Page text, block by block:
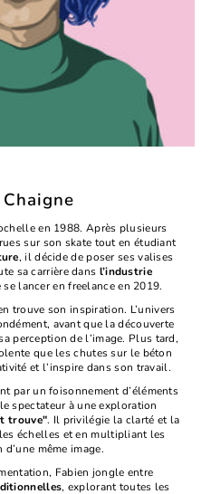
en 1988. Après plusieurs
sur son skate tout en étudiant
, il décide de poser ses valises
sa carrière dans l’industrie
se lancer en freelance en 2019.
trouve son inspiration. L’univers
avant que la découverte
perception de l’image. Plus tard,
que les chutes sur le béton
et l’inspire dans son travail.
par un foisonnement d’éléments
spectateur à une exploration
trouve". Il privilégie la clarté et la
échelles et en multipliant les
même image.
Fabien jongle entre
, explorant toutes les